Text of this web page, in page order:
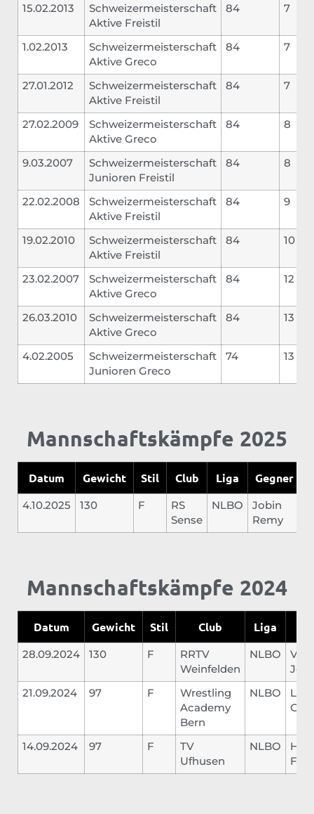
15.02.2013
Schweizermeisterschaft
Aktive Freistil
84 7
1.02.2013
Schweizermeisterschaft
Aktive Greco
84 7
27.01.2012
Schweizermeisterschaft
Aktive Freistil
84 7
27.02.2009
Schweizermeisterschaft
Aktive Greco
84 8
9.03.2007
Schweizermeisterschaft
Junioren Freistil
84 8
22.02.2008
Schweizermeisterschaft
Aktive Freistil
84 9
19.02.2010
Schweizermeisterschaft
Aktive Freistil
84 10
23.02.2007
Schweizermeisterschaft
Aktive Greco
84 12
26.03.2010
Schweizermeisterschaft
Aktive Greco
84 13
4.02.2005
Schweizermeisterschaft
Junioren Greco
74 13
Mannschaftskämpfe 2025
Datum Gewicht Stil Club Liga Gegner
4.10.2025 130 F
RS
Sense
NLBO
Jobin
Remy
Mannschaftskämpfe 2024
Datum Gewicht Stil Club Liga
28.09.2024 130 F
RRTV
Weinfelden
NLBO
21.09.2024
97 F
Wrestling
Academy
Bern
NLBO
14.09.2024 97 F
TV
Ufhusen
NLBO